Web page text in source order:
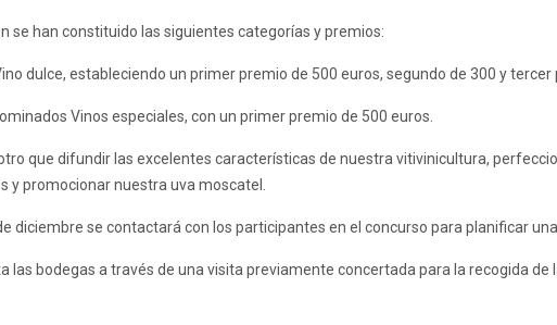
se han constituido las siguientes categorías y premios:
dulce, estableciendo un primer premio de 500 euros, segundo de 300 y
Vinos especiales, con un primer premio de 500 euros.
que difundir las excelentes características de nuestra vitivinicultura,
y promocionar nuestra uva moscatel.
diciembre se contactará con los participantes en el concurso para planificar
las bodegas a través de una visita previamente concertada para la recogida